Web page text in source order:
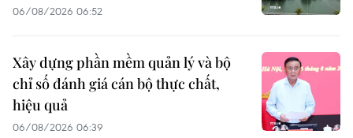
06/08/2026 06:52
Xây dựng phần mềm quản lý và bộ
chỉ số đánh giá cán bộ thực chất,
hiệu quả
06/08/2026 06:39